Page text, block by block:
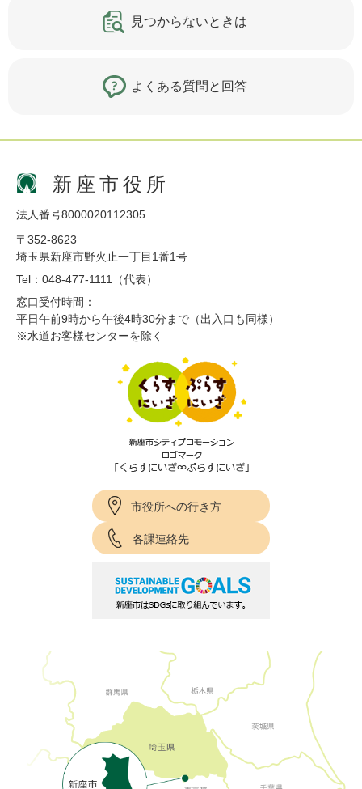
見つからないときは
よくある質問と回答
新座市役所
法人番号8000020112305
〒352-8623
埼玉県新座市野火止一丁目1番1号
Tel：048-477-1111（代表）
窓口受付時間：
平日午前9時から午後4時30分まで（出入口も同様）
※水道お客様センターを除く
市役所への行き方
各課連絡先